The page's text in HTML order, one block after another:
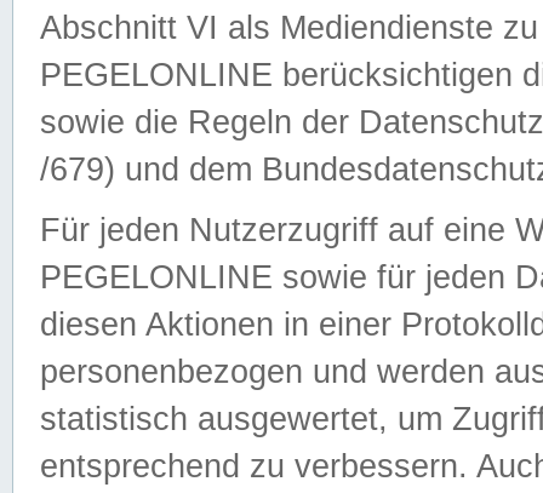
Abschnitt VI als Mediendienste
PEGELONLINE berücksichtigen
sowie die Regeln der
/679) und dem
Für jeden Nutzerzugriff auf eine
PEGELONLINE sowie für jeden
diesen Aktionen in einer
personenbezogen und werden
statistisch ausgewertet, um
entsprechend zu verbessern.